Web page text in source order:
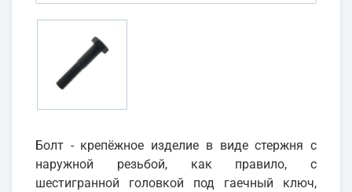
Болт - крепёжное изделие в виде стержня с
наружной резьбой, как правило, с
шестигранной головкой под гаечный ключ,